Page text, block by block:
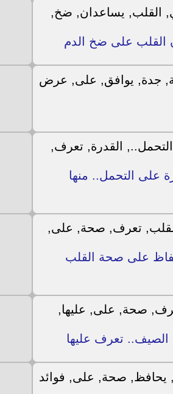
القلب على ضخ ‫الدم
على التحمل.. منها
على صحة القلب